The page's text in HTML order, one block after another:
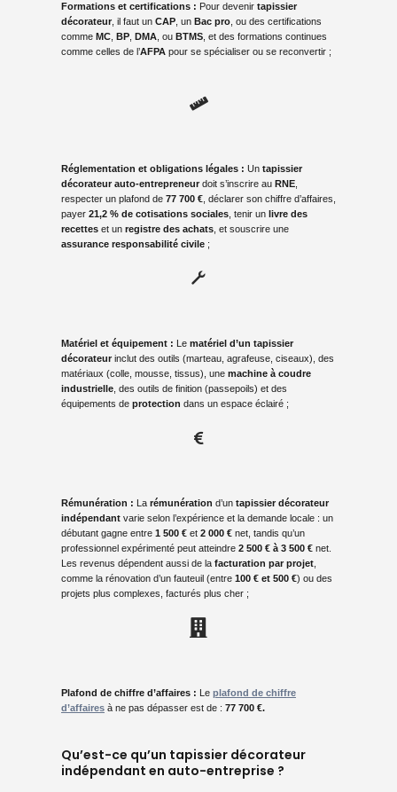
Formations et certifications: Pour devenir tapissier
décorateur, il faut un CAP, un Bac pro, ou des certifications
comme MC, BP, DMA, ou BTMS, et des formations continues
comme celles de l’AFPApour se spécialiser ou se reconvertir ;
Réglementation et obligations légales: Un tapissier
décorateur auto-entrepreneurdoit s’inscrire au RNE,
respecter un plafond de 77 700 €, déclarer son chiffre d’affaires,
payer 21,2 % de cotisations sociales, tenir un livre des
recetteset un registre des achats, et souscrire une
assurance responsabilité civile ;
Matériel et équipement: Le matériel d’un tapissier
décorateurinclut des outils (marteau, agrafeuse, ciseaux), des
matériaux (colle, mousse, tissus), une machine à coudre
industrielle, des outils de finition (passepoils) et des
équipements de protection dans un espace éclairé ;
Rémunération : La rémunération d’un tapissier décorateur
indépendantvarie selon l’expérience et la demande locale : un
débutant gagne entre 1 500 €et 2 000 €net, tandis qu’un
professionnel expérimenté peut atteindre 2 500 € à 3 500 €net.
Les revenus dépendent aussi de la facturation par projet,
comme la rénovation d’un fauteuil (entre 100 € et 500 €) ou des
projets plus complexes, facturés plus cher ;
Plafond de chiffre d’affaires: Le plafond de chiffre
d’affairesà ne pas dépasser est de : 77 700€.
Qu’est-ce qu’un tapissier décorateur
indépendant en auto-entreprise ?